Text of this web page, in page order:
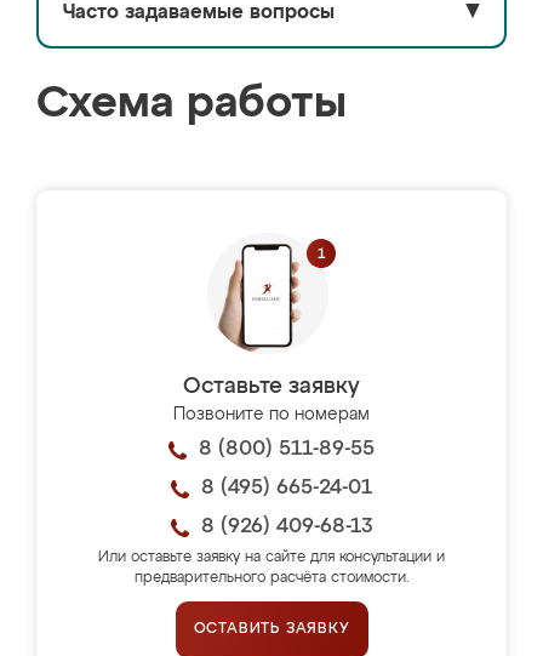
Часто задаваемые вопросы ▼
Схема работы
Оставьте заявку
Позвоните по номерам
8 (800) 511-89-55
8 (495) 665-24-01
8 (926) 409-68-13
Или оставьте заявку на сайте для консультации и
предварительного расчёта стоимости.
ОСТАВИТЬ ЗАЯВКУ